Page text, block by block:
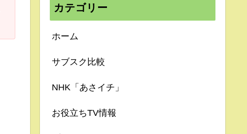
カテゴリー
ホーム
サブスク比較
NHK「あさイチ」
お役立ちTV情報